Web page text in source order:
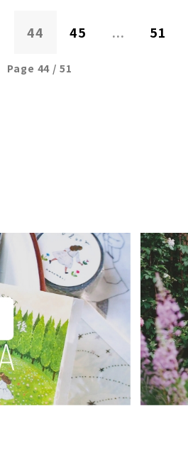
44 45 ... 51
Page 44 / 51